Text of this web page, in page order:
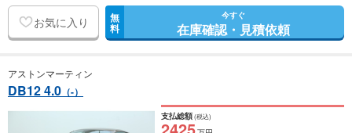
お気に入り 無
料
今すぐ
在庫確認・見積依頼
アストンマーティン
DB12 4.0 （-）
支払総額(税込)